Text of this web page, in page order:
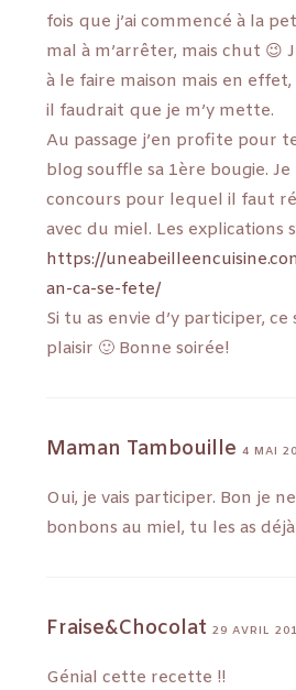
fois que j’ai commencé à la
mal à m’arrêter, mais chut 😉
à le faire maison mais en effet,
il faudrait que je m’y mette.
Au passage j’en profite pour
blog souffle sa 1ère bougie.
concours pour lequel il faut
avec du miel. Les explications
https://
an-ca-se-fete/
Si tu as envie d’y participer,
plaisir 🙂 Bonne soirée!
Maman Tambouille 4 MAI
Oui, je vais participer. Bon je
bonbons au miel, tu les as
Fraise&Chocolat 29 AVRIL
Génial cette recette !!